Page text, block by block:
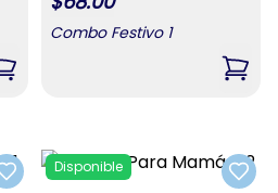
,Combo De Confituras 2
Combo Festivo 1
,
Add to favorites Add
Disponible